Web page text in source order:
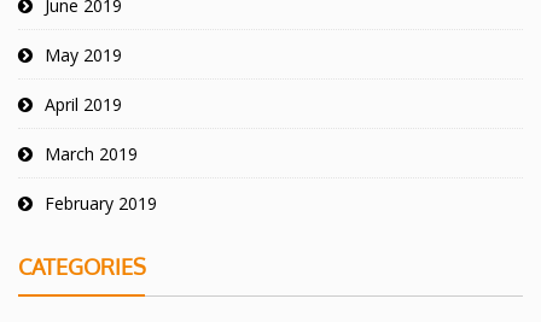
June 2019
May 2019
April 2019
March 2019
February 2019
CATEGORIES